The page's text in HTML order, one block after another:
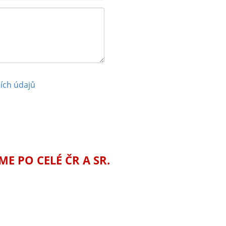
údajů
PO CELÉ ČR A SR.